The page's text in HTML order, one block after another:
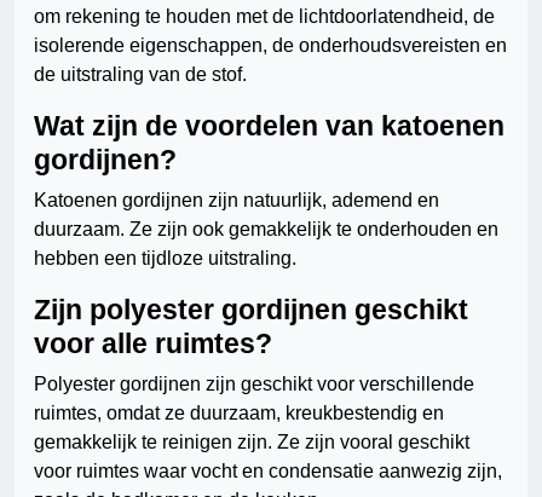
om rekening te houden met de lichtdoorlatendheid, de
isolerende eigenschappen, de onderhoudsvereisten en
de uitstraling van de stof.
Wat zijn de voordelen van katoenen
gordijnen?
Katoenen gordijnen zijn natuurlijk, ademend en
duurzaam. Ze zijn ook gemakkelijk te onderhouden en
hebben een tijdloze uitstraling.
Zijn polyester gordijnen geschikt
voor alle ruimtes?
Polyester gordijnen zijn geschikt voor verschillende
ruimtes, omdat ze duurzaam, kreukbestendig en
gemakkelijk te reinigen zijn. Ze zijn vooral geschikt
voor ruimtes waar vocht en condensatie aanwezig zijn,